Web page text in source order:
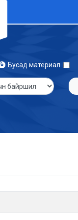
Бусад материал